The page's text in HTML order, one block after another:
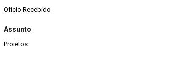
Ofício Recebido
Assunto
Projetos